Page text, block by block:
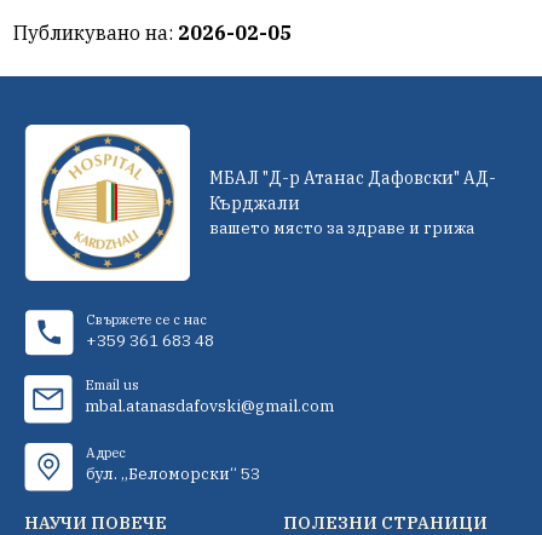
Публикувано на: 2026-02-05
МБАЛ "Д-р Атанас Дафовски" АД-
Кърджали
вашето място за здраве и грижа
Свържете се с нас
+359 361 683 48
Email us
mbal.atanasdafovski@gmail.com
Адрес
бул. „Беломорски“ 53
НАУЧИ ПОВЕЧЕ ПОЛЕЗНИ СТРАНИЦИ